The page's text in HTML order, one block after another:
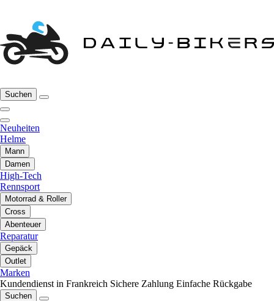
Suchen
Neuheiten
Helme
Mann
Damen
High-Tech
Rennsport
Motorrad & Roller
Cross
Abenteuer
Reparatur
Gepäck
Outlet
Marken
Kundendienst in Frankreich Sichere Zahlung Einfache Rückgabe
Suchen